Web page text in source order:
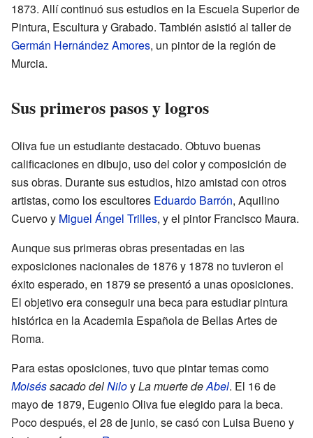
1873. Allí continuó sus estudios en la Escuela Superior de
Pintura, Escultura y Grabado. También asistió al taller de
Germán Hernández Amores, un pintor de la región de
Murcia.
Sus primeros pasos y logros
Oliva fue un estudiante destacado. Obtuvo buenas
calificaciones en dibujo, uso del color y composición de
sus obras. Durante sus estudios, hizo amistad con otros
artistas, como los escultores Eduardo Barrón, Aquilino
Cuervo y Miguel Ángel Trilles, y el pintor Francisco Maura.
Aunque sus primeras obras presentadas en las
exposiciones nacionales de 1876 y 1878 no tuvieron el
éxito esperado, en 1879 se presentó a unas oposiciones.
El objetivo era conseguir una beca para estudiar pintura
histórica en la Academia Española de Bellas Artes de
Roma.
Para estas oposiciones, tuvo que pintar temas como
Moiséssacado delNiloyLa muerte deAbel. El 16 de
mayo de 1879, Eugenio Oliva fue elegido para la beca.
Poco después, el 28 de junio, se casó con Luisa Bueno y